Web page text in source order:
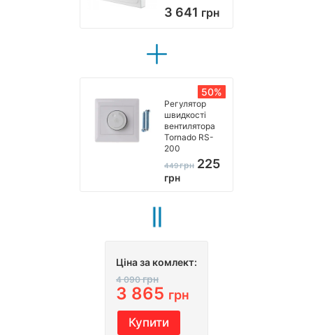
3 641 грн
50%
Регулятор
швидкості
вентилятора
Tornado RS-
200
449грн 225
грн
Ціна за комлект:
4 090грн
3 865 грн
Купити